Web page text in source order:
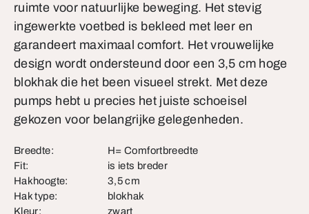
ruimte voor natuurlijke beweging. Het stevig
ingewerkte voetbed is bekleed met leer en
garandeert maximaal comfort. Het vrouwelijke
design wordt ondersteund door een 3,5 cm hoge
blokhak die het been visueel strekt. Met deze
pumps hebt u precies het juiste schoeisel
gekozen voor belangrijke gelegenheden.
Breedte:
H= Comfortbreedte
Fit:
is iets breder
Hakhoogte:
3,5 cm
Hak type:
blokhak
Kleur:
zwart